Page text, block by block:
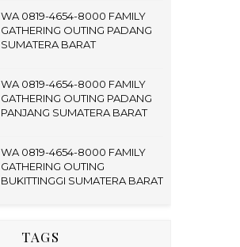
WA 0819-4654-8000 FAMILY
GATHERING OUTING PADANG
SUMATERA BARAT
WA 0819-4654-8000 FAMILY
GATHERING OUTING PADANG
PANJANG SUMATERA BARAT
WA 0819-4654-8000 FAMILY
GATHERING OUTING
BUKITTINGGI SUMATERA BARAT
TAGS